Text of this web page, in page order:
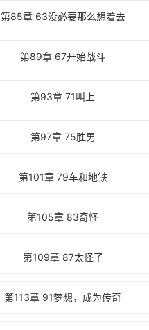
第85章 63没必要那么想着去
第89章 67开始战斗
第93章 71叫上
第97章 75胜男
第101章 79车和地铁
第105章 83奇怪
第109章 87太怪了
第113章 91梦想，成为传奇